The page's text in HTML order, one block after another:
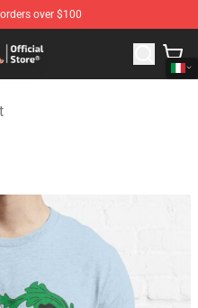
over $100
Merchandise Store